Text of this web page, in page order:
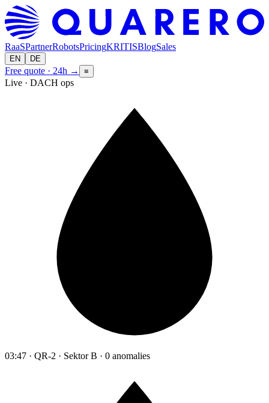
RaaSPartnerRobotsPricingKRITISBlogSales
EN DE
Free quote · 24h → ≡
Live · DACH ops
03:47 · QR-2 · Sektor B · 0 anomalies